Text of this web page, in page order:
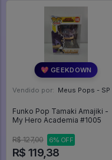
💖 GEEKDOWN
Vendido por: Meus Pops - SP
Funko Pop Tamaki Amajiki -
My Hero Academia #1005
R$ 127,00 6% OFF
R$ 119,38